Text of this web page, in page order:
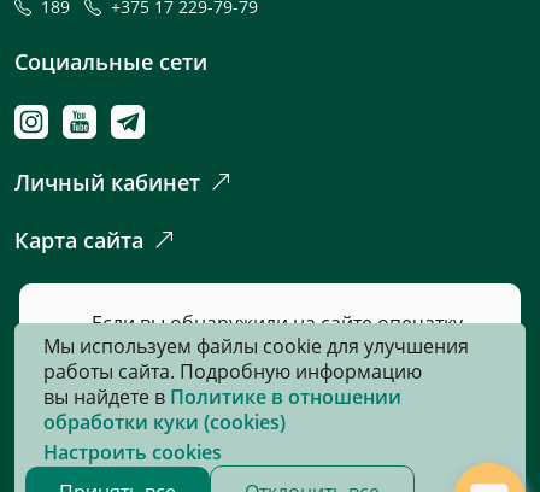
189
+375 17 229-79-79
Социальные сети
Личный кабинет
Карта сайта
Если вы обнаружили на сайте опечатку
или неточность, пожалуйста, нажмите
сюдаи сообщите нам об этом.
© 2026, Все права защищены
Мы используем файлы cookie для улучшения
работы сайта. Подробную информацию
вы найдете в Политике в отношении
обработки куки (cookies)
Настроить cookies